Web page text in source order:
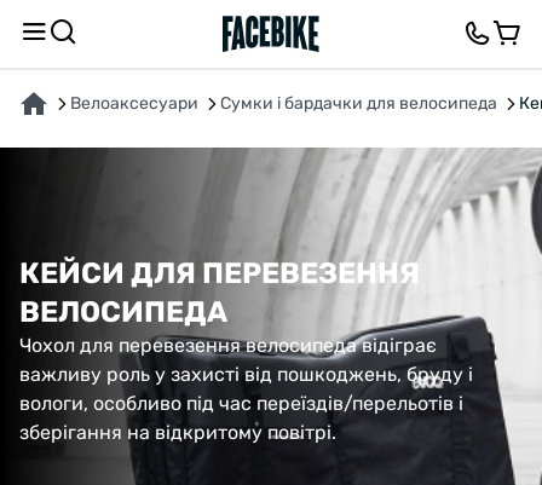
Велоаксесуари Сумки і бардачки для велосипеда
КЕЙСИ ДЛЯ ПЕРЕВЕЗЕННЯ
ВЕЛОСИПЕДА
Чохол для перевезення велосипеда відіграє
важливу роль у захисті від пошкоджень, бруду і
вологи, особливо під час переїздів/перельотів і
зберігання на відкритому повітрі.